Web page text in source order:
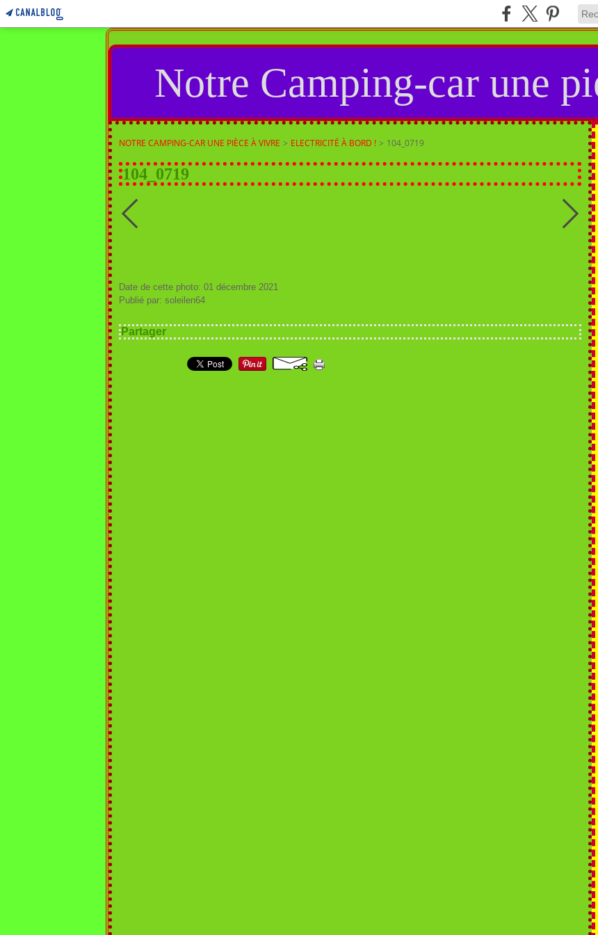
Notre Camping-car une
NOTRE CAMPING-CAR UNE PIÈCE À VIVRE > ELECTRICITÉ À BORD ! > 104_0719
104_0719
Date de cette photo: 01 décembre 2021
Publié par: soleilen64
Partager